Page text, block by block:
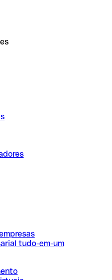
tudo-em-um